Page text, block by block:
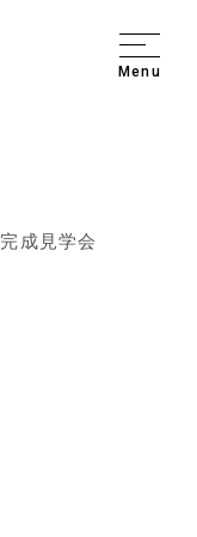
Menu
完成見学会